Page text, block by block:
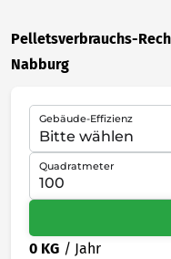
Pelletsverbrauchs-
Nabburg
Gebäude-Effizienz
Quadratmeter
0 KG / Jahr